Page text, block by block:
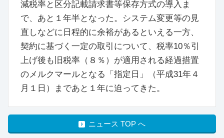
減税率と区分記載請求書等保存方式の導入ま
で、あと１年半となった。システム変更等の見
直しなどに日程的に余裕があるといえる一方、
契約に基づく一定の取引について、税率10％引
上げ後も旧税率（８％）が適用される経過措置
のメルクマールとなる「指定日」（平成31年４
月１日）まであと１年に迫ってきた。
ニュース TOP へ